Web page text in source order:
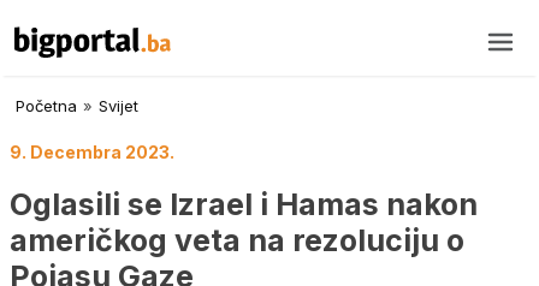
Početna » Svijet
9. Decembra 2023.
Oglasili se Izrael i Hamas nakon
američkog veta na rezoluciju o
Pojasu Gaze